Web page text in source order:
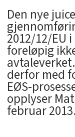
Den nye
2012/12/EU
foreløpig
derfor med
EØS-
opplyser
februar 2013.